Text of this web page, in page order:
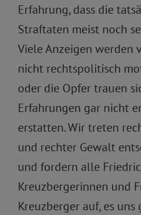
Erfahrung, dass die
Straftaten meist noch
Viele Anzeigen werden
nicht rechtspolitisch
oder die Opfer trauen
Erfahrungen gar nicht
erstatten. Wir treten
und rechter Gewalt
und fordern alle
Kreuzbergerinnen und
Kreuzberger auf, es uns